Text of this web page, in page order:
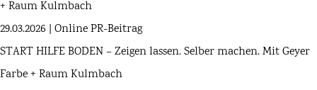
+ Raum Kulmbach
29.03.2026 | Online PR-Beitrag
START HILFE BODEN – Zeigen lassen. Selber machen. Mit Geyer
Farbe + Raum Kulmbach